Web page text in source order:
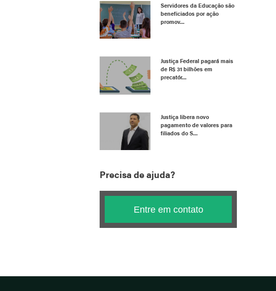
Servidores da Educação são
beneficiados por ação
promov...
Justiça Federal pagará mais
de R$ 31 bilhões em
precatór...
Justiça libera novo
pagamento de valores para
filiados do S...
Precisa de ajuda?
Entre em contato